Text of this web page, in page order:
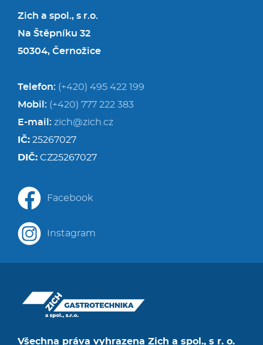
Všechna práva vyhrazena Zich a spol., s r. o.
Zich a spol., s r.o.
Na Štěpníku 32
50304, Černožice
Telefon: (+420) 495 422 199
Mobil: (+420) 777 222 383
E-mail: zich@zich.cz
IČ: 25267027
DIČ: CZ25267027
Facebook
Instagram